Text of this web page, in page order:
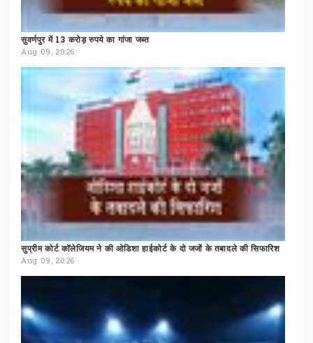
सुवर्णपुर में 13 करोड़ रुपये का गांजा जब्त
Aug 09, 2026
सुप्रीम कोर्ट कॉलेजियम ने की ओडिशा हाईकोर्ट के दो जजों के तबादले की सिफारिश
Aug 09, 2026